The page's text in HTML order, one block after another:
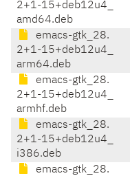
2+1-15+deb12u4_
amd64.deb
emacs-gtk_28.
2+1-15+deb12u4_
arm64.deb
emacs-gtk_28.
2+1-15+deb12u4_
armhf.deb
emacs-gtk_28.
2+1-15+deb12u4_
i386.deb
emacs-gtk_28.